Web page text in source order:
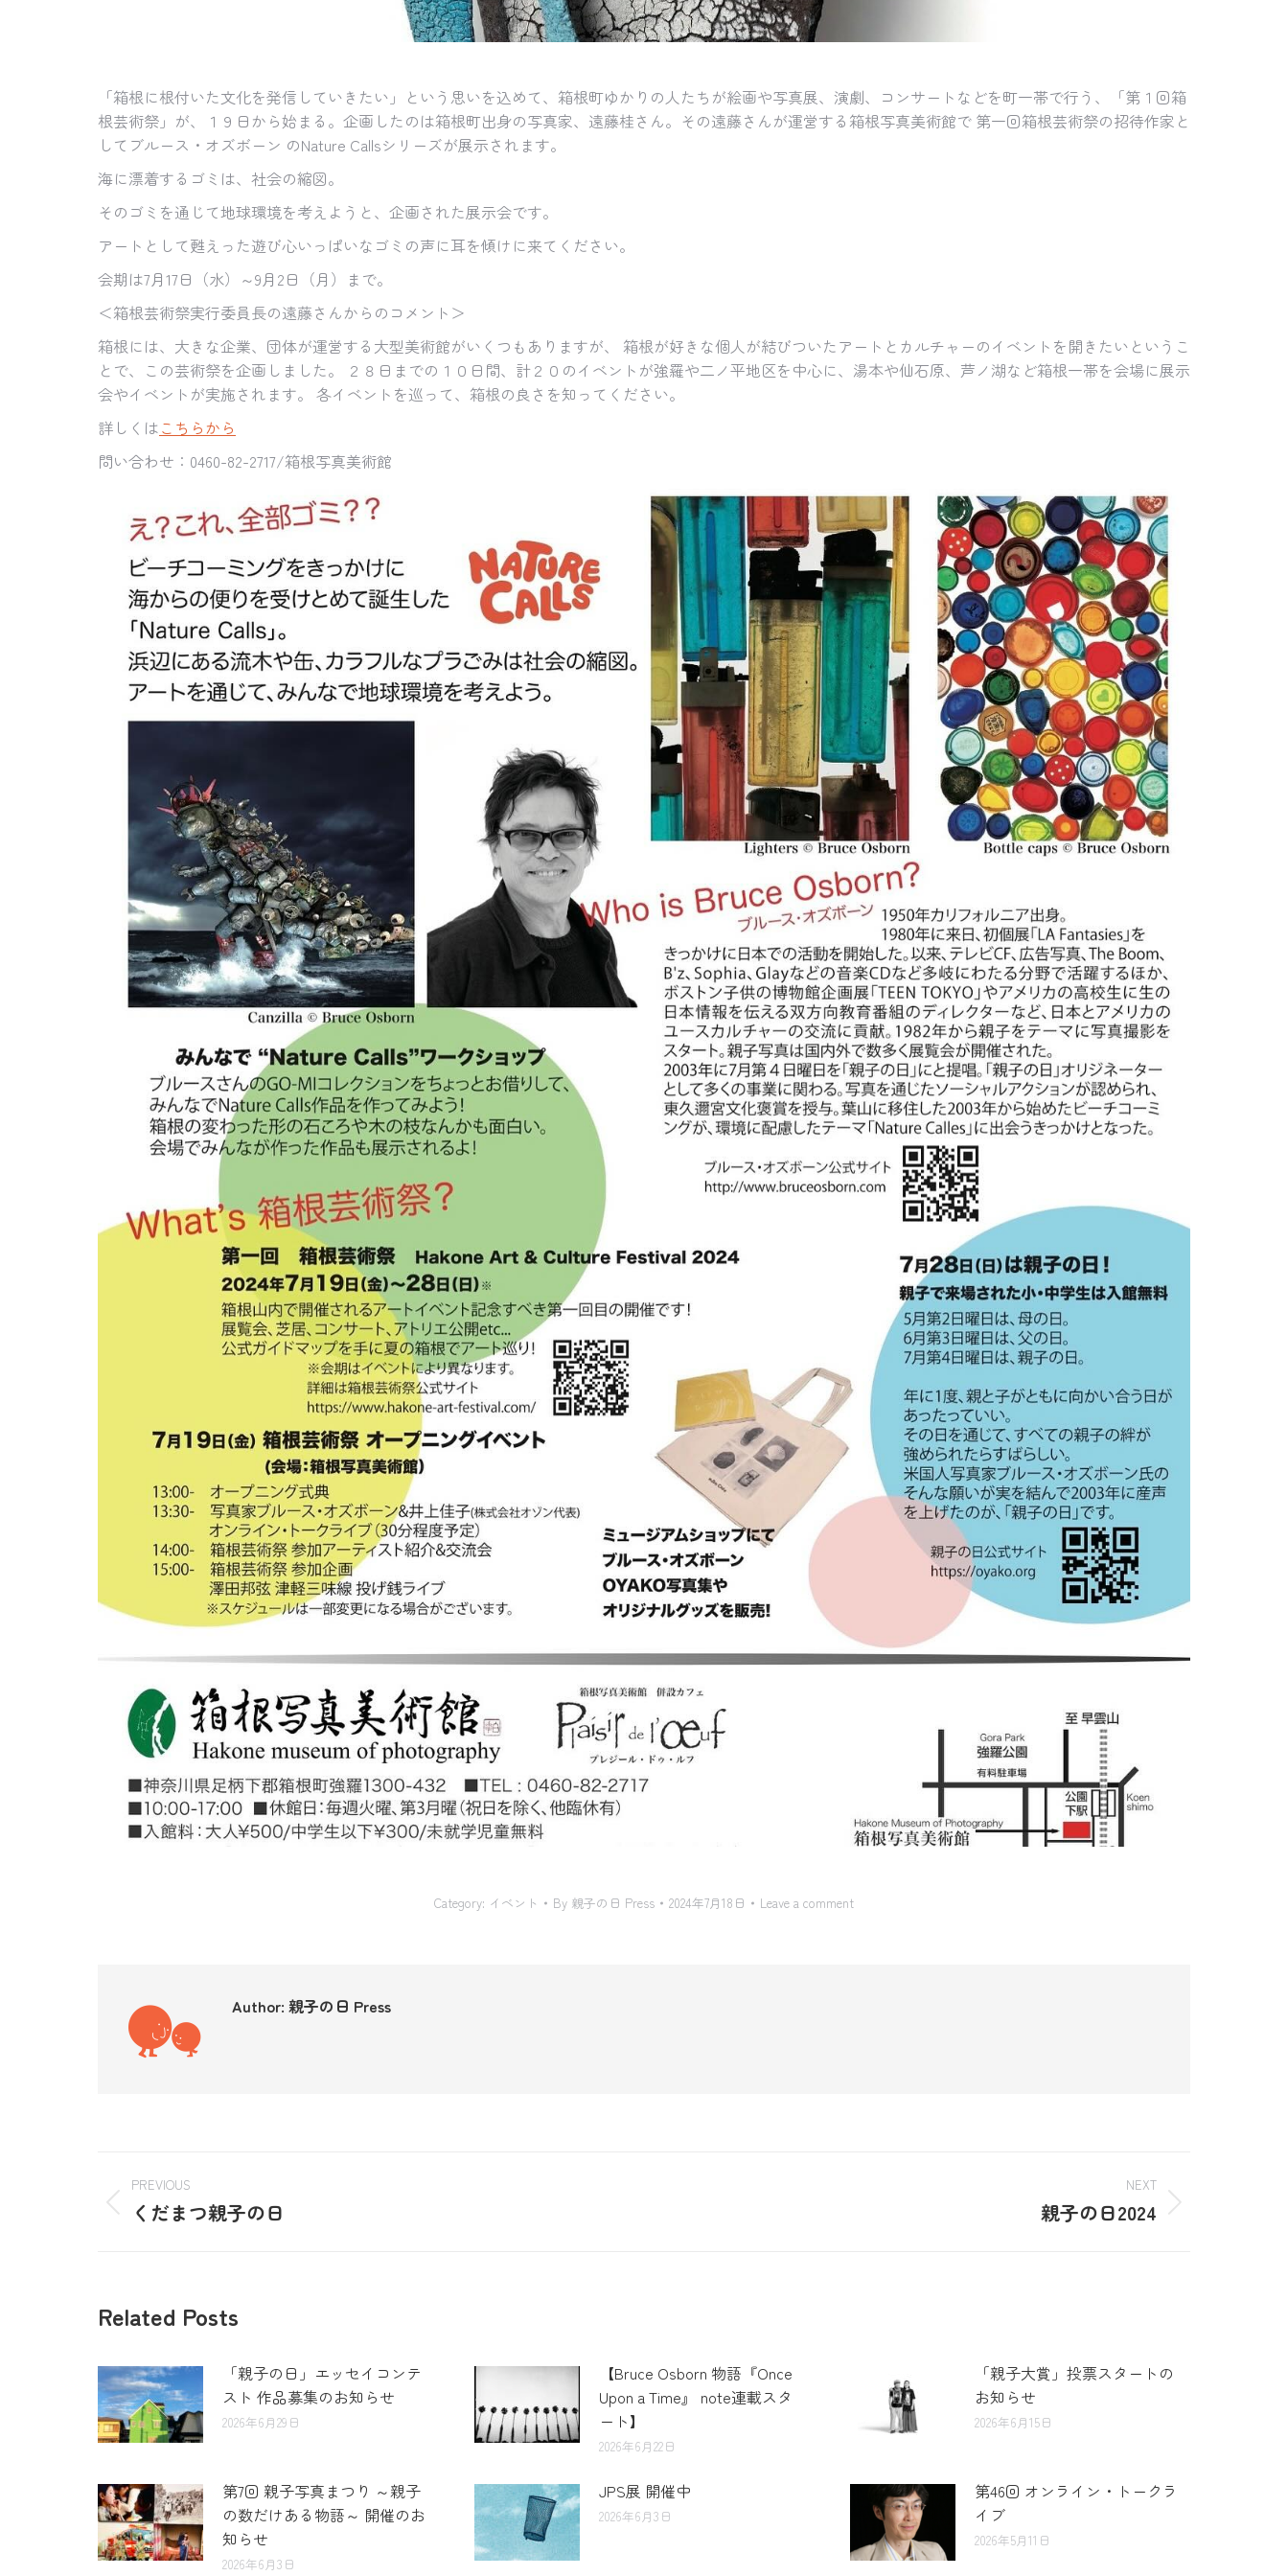
「箱根に根付いた文化を発信していきたい」という思いを込めて、箱根町ゆかりの人たちが絵画や写真展、演劇、コンサートなどを町一帯で行う、「第１回箱
根芸術祭」が、１９日から始まる。企画したのは箱根町出身の写真家、遠藤桂さん。その遠藤さんが運営する箱根写真美術館で 第一回箱根芸術祭の招待作家と
してブルース・オズボーン のNature Callsシリーズが展示されます。
海に漂着するゴミは、社会の縮図。
そのゴミを通じて地球環境を考えようと、企画された展示会です。
アートとして甦えった遊び心いっぱいなゴミの声に耳を傾けに来てください。
会期は7月17日（水）～9月 2日（月）まで。
＜箱根芸術祭実行委員長の遠藤さんからのコメント＞
箱根には、大きな企業、団体が運営する大型美術館がいくつもありますが、 箱根が好きな個人が結びついたアートとカルチャーのイベントを開きたいというこ
とで、この芸術祭を企画しました。 ２８日までの１０日間、計２０のイベントが強羅や二ノ平地区を中心に、湯本や仙石原、芦ノ湖など箱根一帯を会場に展示
会やイベントが実施されます。 各イベントを巡って、箱根の良さを知ってください。
詳しくはこちらから
問い合わせ： 0460-82-2717/箱根写真美術館
Category: イベント By 親子の日 Press 2024年7月18日 Leave a comment
Author: 親子の日 Press
PREVIOUS
くだまつ親子の日
NEXT
親子の日2024
Related Posts
「親子の日」エッセイコンテ
スト 作品募集のお知らせ
2026年6月29日
【Bruce Osborn 物語『Once
Upon a Time』 note連載スタ
ート】
2026年6月22日
「親子大賞」投票スタートの
お知らせ
2026年6月15日
第7回 親子写真まつり ～親子
の数だけある物語～ 開催のお
知らせ
2026年6月3日
JPS展 開催中
2026年6月3日
第46回 オンライン・トークラ
イブ
2026年5月11日